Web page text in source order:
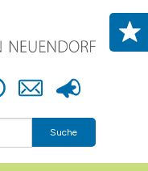
Kontakt Presse
Suche